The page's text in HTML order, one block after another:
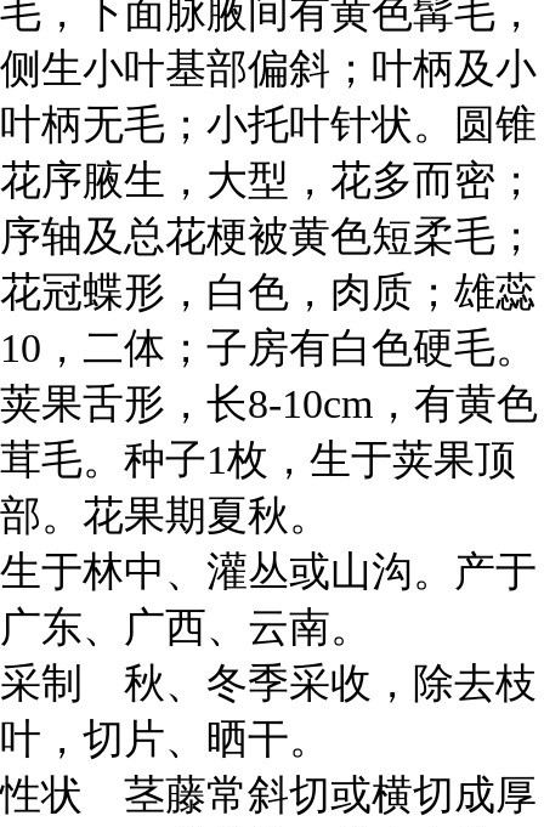
毛，下面脉腋间有黄色髯毛，
侧生小叶基部偏斜；叶柄及小
叶柄无毛；小托叶针状。圆锥
花序腋生，大型，花多而密；
序轴及总花梗被黄色短柔毛；
花冠蝶形，白色，肉质；雄蕊
10，二体；子房有白色硬毛。
荚果舌形，长8-10cm，有黄色
茸毛。种子1枚，生于荚果顶
部。花果期夏秋。
生于林中、灌丛或山沟。产于
广东、广西、云南。
采制 秋、冬季采收，除去枝
叶，切片、晒干。
性状 茎藤常斜切或横切成厚